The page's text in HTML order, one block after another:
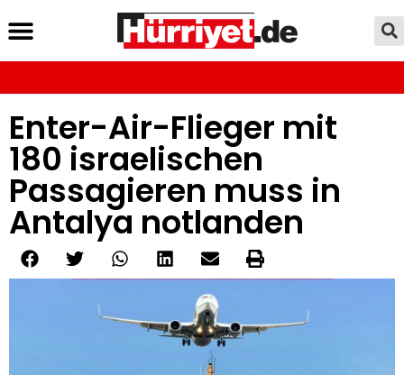
Enter-Air-Flieger mit
180 israelischen
Passagieren muss in
Antalya notlanden